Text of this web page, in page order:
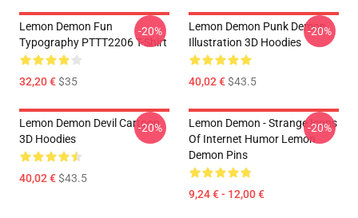
Lemon Demon Fun
Typography PTTT2206 T-Shirt
32,20 €$35
-20%
Lemon Demon Punk Demon
Illustration 3D Hoodies
40,02 €$43.5
-20%
Lemon Demon Devil Cartoon
3D Hoodies
40,02 €$43.5
-20%
Lemon Demon - Strange Icons
Of Internet Humor Lemon
Demon Pins
9,24 € - 12,00 €
-20%